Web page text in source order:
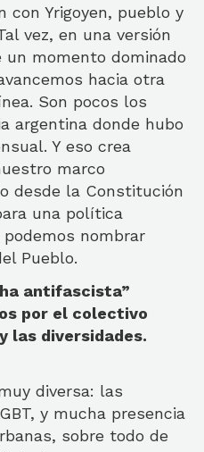
con Yrigoyen, pueblo y
vez, en una versión
un momento dominado
hacia otra
Son pocos los
argentina donde hubo
Y eso crea
marco
desde la Constitución
una política
nombrar
Pueblo.
antifascista”
por el colectivo
las diversidades.
diversa: las
y mucha presencia
sobre todo de